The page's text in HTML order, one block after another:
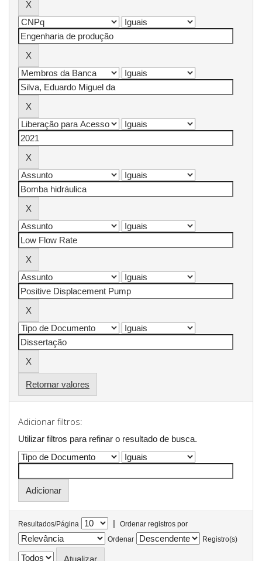
Retornar valores
Adicionar filtros:
Utilizar filtros para refinar o resultado de busca.
Resultados/Página |
Ordenar registros por
Ordenar
Registro(s)